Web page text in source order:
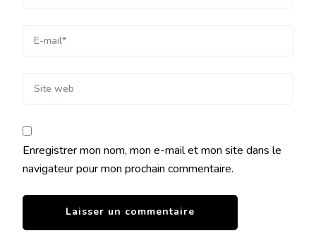
Enregistrer mon nom, mon e-mail et mon site dans le
navigateur pour mon prochain commentaire.